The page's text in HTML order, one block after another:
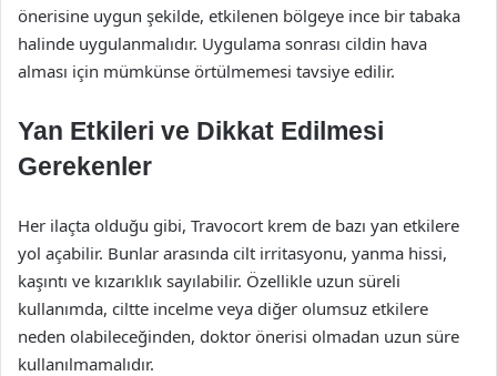
önerisine uygun şekilde, etkilenen bölgeye ince bir tabaka
halinde uygulanmalıdır. Uygulama sonrası cildin hava
alması için mümkünse örtülmemesi tavsiye edilir.
Yan Etkileri ve Dikkat Edilmesi
Gerekenler
Her ilaçta olduğu gibi, Travocort krem de bazı yan etkilere
yol açabilir. Bunlar arasında cilt irritasyonu, yanma hissi,
kaşıntı ve kızarıklık sayılabilir. Özellikle uzun süreli
kullanımda, ciltte incelme veya diğer olumsuz etkilere
neden olabileceğinden, doktor önerisi olmadan uzun süre
kullanılmamalıdır.